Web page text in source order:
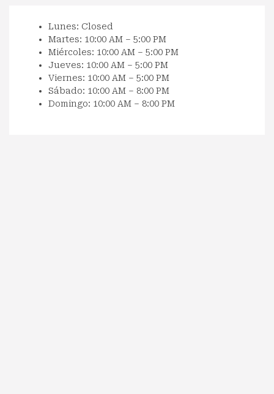
Lunes: Closed
Martes: 10:00 AM – 5:00 PM
Miércoles: 10:00 AM – 5:00 PM
Jueves: 10:00 AM – 5:00 PM
Viernes: 10:00 AM – 5:00 PM
Sábado: 10:00 AM – 8:00 PM
Domingo: 10:00 AM – 8:00 PM